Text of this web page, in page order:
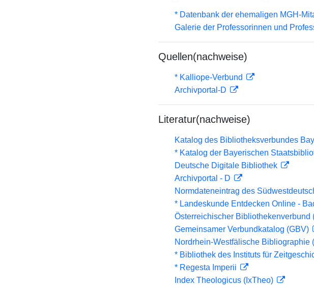
* Datenbank der ehemaligen MGH-
Galerie der Professorinnen und
Quellen(nachweise)
* Kalliope-Verbund
Archivportal-D
Literatur(nachweise)
Katalog des Bibliotheksverbundes
* Katalog der Bayerischen
Deutsche Digitale Bibliothek
Archivportal - D
Normdateneintrag des
* Landeskunde Entdecken Online -
Österreichischer Bibliothekenverbund
Gemeinsamer Verbundkatalog (GBV)
Nordrhein-Westfälische Bibliographie
* Bibliothek des Instituts für
* Regesta Imperii
Index Theologicus (IxTheo)